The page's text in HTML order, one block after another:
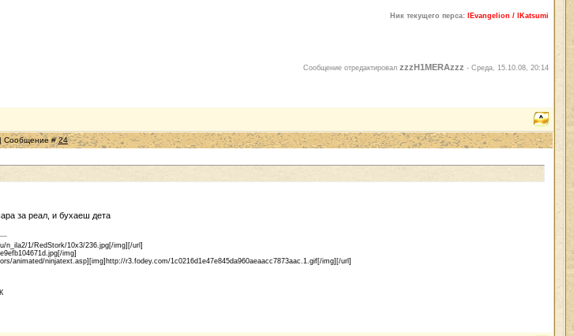
Ник текущего перса: lEvangelion / lKatsumi
Сообщение отредактировал zzzH1MERAzzz - Среда, 15.10.08, 20:14
Сообщение #24
за реал, и бухаеш дета
n_ila2/1/RedStork/10x3/236.jpg[/img][/url]
img]
animated/ninjatext.asp][img]http://r3.fodey.com/1c0216d1e47e845da960aeaacc7873aac.1.gif[/img][/url]